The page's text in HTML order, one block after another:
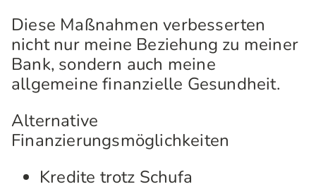
Diese Maßnahmen verbesserten
nicht nur meine Beziehung zu meiner
Bank, sondern auch meine
allgemeine finanzielle Gesundheit.
Alternative
Finanzierungsmöglichkeiten
Kredite trotz Schufa